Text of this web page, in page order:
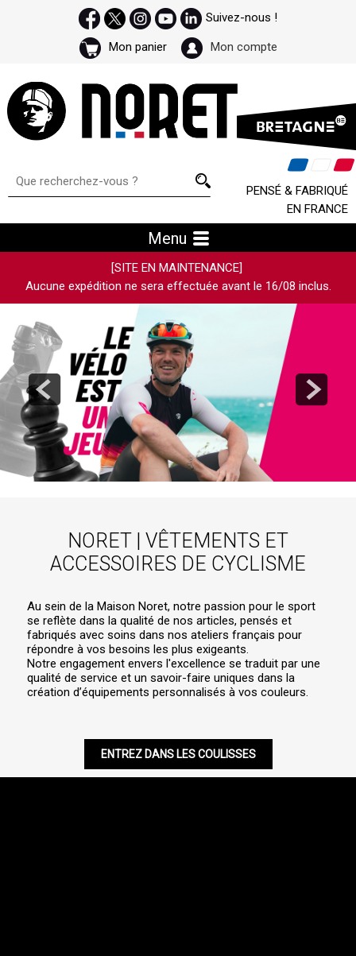
Suivez-nous !
Mon panier Mon compte
PENSÉ & FABRIQUÉ
EN FRANCE
Menu
[SITE EN MAINTENANCE]
Aucune expédition ne sera effectuée avant le 16/08 inclus.
NORET | VÊTEMENTS ET
ACCESSOIRES DE CYCLISME
Au sein de la Maison Noret, notre passion pour le sport
se reflète dans la qualité de nos articles, pensés et
fabriqués avec soins dans nos ateliers français pour
répondre à vos besoins les plus exigeants.
Notre engagement envers l'excellence se traduit par une
qualité de service et un savoir-faire uniques dans la
création d’équipements personnalisés à vos couleurs.
ENTREZ DANS LES COULISSES